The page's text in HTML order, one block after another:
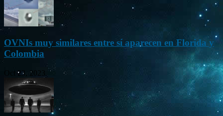
OVNIs muy similares entre sí aparecen en Florida y
Colombia
Oct 23, 2023